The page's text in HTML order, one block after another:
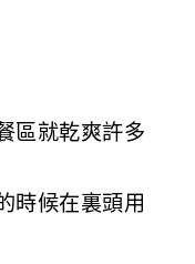
區就乾爽許多
時候在裏頭用